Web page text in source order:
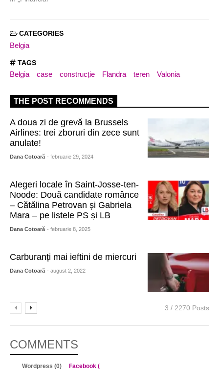
CATEGORIES
Belgia
TAGS
Belgia case construcție Flandra teren Valonia
THE POST RECOMMENDS
A doua zi de grevă la Brussels
Airlines: trei zboruri din zece sunt
anulate!
Dana Cotoară - februarie 29, 2024
Alegeri locale în Saint-Josse-ten-
Noode: Două candidate românce
– Cătălina Petrovan și Gabriela
Mara – pe listele PS și LB
Dana Cotoară - februarie 8, 2025
Carburanți mai ieftini de miercuri
Dana Cotoară - august 2, 2022
3 / 2270 Posts
COMMENTS
Wordpress (0) Facebook (